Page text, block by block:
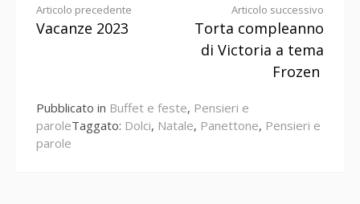
Continua
Articolo precedente
Vacanze 2023
Articolo successivo
Torta compleanno
di Victoria a tema
Frozen
Pubblicato in Buffet e feste, Pensieri e
paroleTaggato: Dolci, Natale, Panettone, Pensieri e
parole